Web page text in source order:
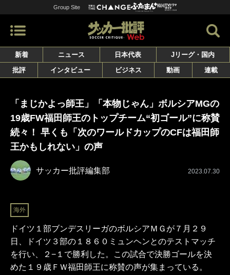
Group Site
新着 ニュース 日本代表
Jリーグ・国内
批評
インタビュー ビジネス 動画 連載
「まじかよっ師王」「本物じゃん」ボルシアMGの
19歳FW福田師王のトップチーム“初ゴール”に称賛
続々！ 早くも「次のワールドカップのCFは福田師
王かもしれない」の声
サッカー批評編集部 2023.07.30
海外
ドイツ１部ブンデスリーガのボルシアＭＧが７月２９
日、ドイツ３部の１８６０ミュンヘンとのテストマッチ
を行い、２−１で勝利した。この試合で決勝ゴールを決
めた１９歳ＦＷ福田師王に称賛の声が集まっている。